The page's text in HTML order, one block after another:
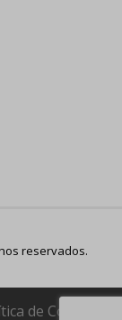
reservados.
de Cookies